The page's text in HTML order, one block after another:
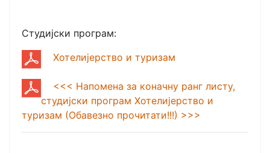
Студијски програм:
Хотелијерство и туризам
<<< Напомена за коначну ранг листу,
студијски програм Хотелијерство и
туризам (Обавезно прочитати!!!) >>>